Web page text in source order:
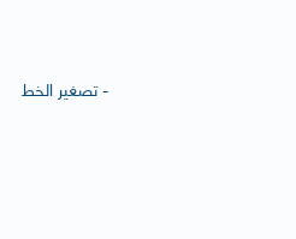
- تصغير الخط